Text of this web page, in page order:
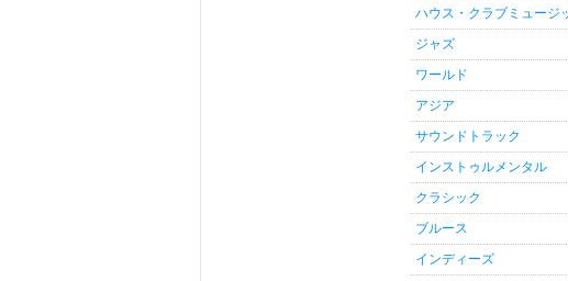
ハウス・クラブミュージ
ジャズ
ワールド
アジア
サウンドトラック
インストゥルメンタル
クラシック
ブルース
インディーズ